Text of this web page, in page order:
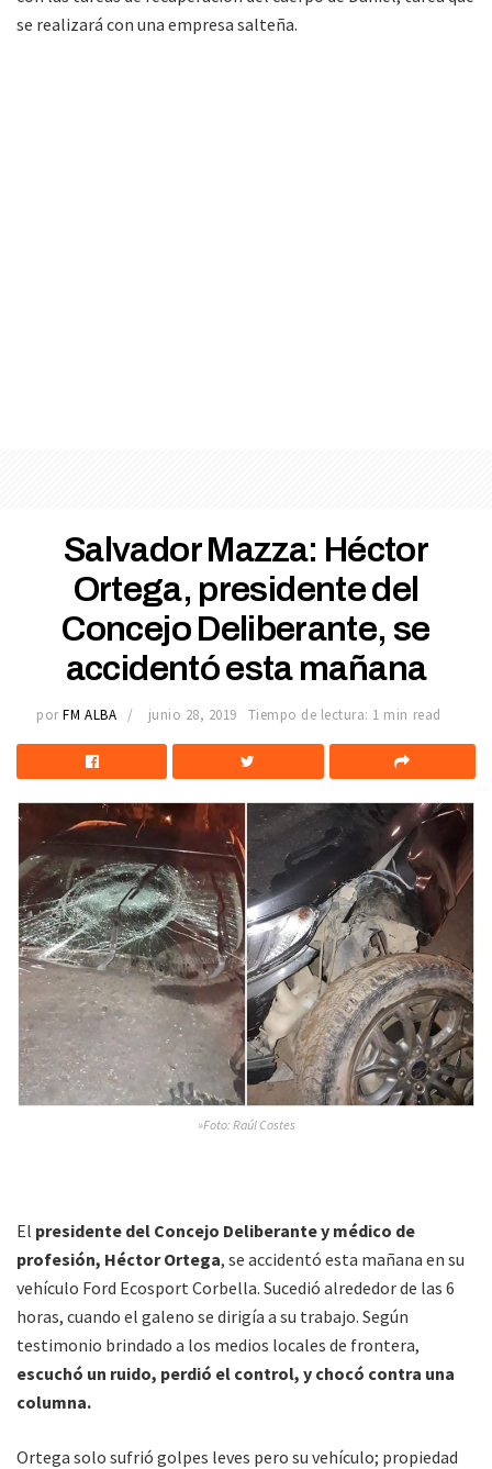
se realizará con una empresa salteña.
Salvador Mazza: Héctor
Ortega, presidente del
Concejo Deliberante, se
accidentó esta mañana
por FM ALBA junio 28, 2019 Tiempo de lectura: 1 min read
»Foto: Raúl Costes
El presidente del Concejo Deliberante y médico de
profesión, Héctor Ortega, se accidentó esta mañana en su
vehículo Ford Ecosport Corbella. Sucedió alrededor de las 6
horas, cuando el galeno se dirigía a su trabajo. Según
testimonio brindado a los medios locales de frontera,
escuchó un ruido, perdió el control, y chocó contra una
columna.
Ortega solo sufrió golpes leves pero su vehículo; propiedad